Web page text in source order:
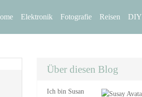
Elektronik Fotografie Reisen DIY
Über diesen Blog
Ich bin Susan